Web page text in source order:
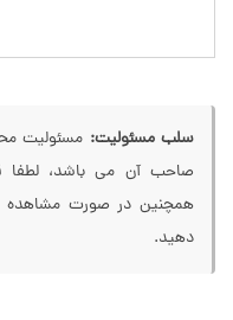
سلب مسئولیت: مسئولیت
صاحب آن می باشد، لطفا
همچنین در صورت مشاهده
دهید.